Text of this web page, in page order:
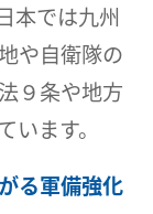
本では九州
や自衛隊の
９条や地方
ます。
る軍備強化